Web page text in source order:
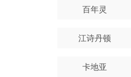
百年灵
江诗丹顿
卡地亚